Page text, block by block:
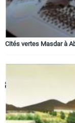
Cités vertes Masdar à